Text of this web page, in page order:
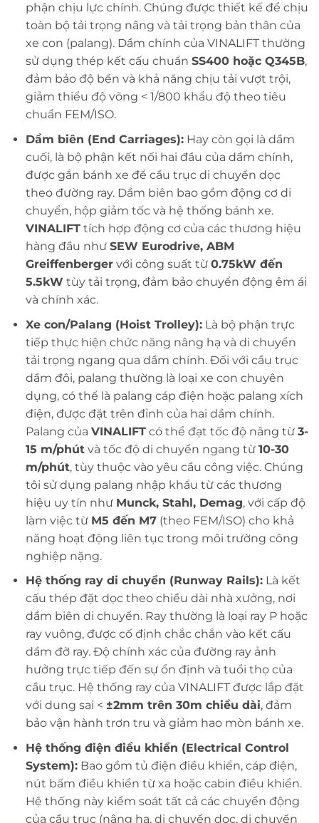
phận chịu lực chính. Chúng được thiết kế để chịu
toàn bộ tải trọng nâng và tải trọng bản thân của
xe con (palang). Dầm chính của VINALIFT thường
sử dụng thép kết cấu chuẩn SS400 hoặc Q345B,
đảm bảo độ bền và khả năng chịu tải vượt trội,
giảm thiểu độ võng < 1/800 khẩu độ theo tiêu
chuẩn FEM/ISO.
Dầm biên (End Carriages):Hay còn gọi là dầm
cuối, là bộ phận kết nối hai đầu của dầm chính,
được gắn bánh xe để cầu trục di chuyển dọc
theo đường ray. Dầm biên bao gồm động cơ di
chuyển, hộp giảm tốc và hệ thống bánh xe.
VINALIFTtích hợp động cơ của các thương hiệu
hàng đầu như SEW Eurodrive, ABM
Greiffenbergervới công suất từ 0.75kW đến
5.5kW tùy tải trọng, đảm bảo chuyển động êm ái
và chính xác.
Xe con/Palang (Hoist Trolley):Là bộ phận trực
tiếp thực hiện chức năng nâng hạ và di chuyển
tải trọng ngang qua dầm chính. Đối với cầu trục
dầm đôi, palang thường là loại xe con chuyên
dụng, có thể là palang cáp điện hoặc palang xích
điện, được đặt trên đỉnh của hai dầm chính.
Palang của VINALIFTcó thể đạt tốc độ nâng từ 3-
15 m/phútvà tốc độ di chuyển ngang từ 10-30
m/phút, tùy thuộc vào yêu cầu công việc. Chúng
tôi sử dụng palang nhập khẩu từ các thương
hiệu uy tín như Munck, Stahl, Demag, với cấp độ
làm việc từ M5 đến M7(theo FEM/ISO) cho khả
năng hoạt động liên tục trong môi trường công
nghiệp nặng.
Hệ thống ray di chuyển (Runway Rails):Là kết
cấu thép đặt dọc theo chiều dài nhà xưởng, nơi
dầm biên di chuyển. Ray thường là loại ray P hoặc
ray vuông, được cố định chắc chắn vào kết cấu
dầm đỡ ray. Độ chính xác của đường ray ảnh
hưởng trực tiếp đến sự ổn định và tuổi thọ của
cầu trục. Hệ thống ray của VINALIFT được lắp đặt
với dung sai < ±2mm trên 30m chiều dài, đảm
bảo vận hành trơn tru và giảm hao mòn bánh xe.
Hệ thống điện điều khiển (Electrical Control
System):Bao gồm tủ điện điều khiển, cáp điện,
nút bấm điều khiển từ xa hoặc cabin điều khiển.
Hệ thống này kiểm soát tất cả các chuyển động
của cầu trục (nâng hạ, di chuyển dọc, di chuyển